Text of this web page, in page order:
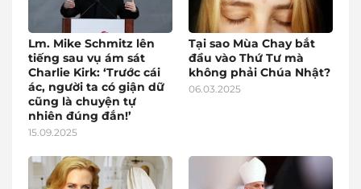
Lm. Mike Schmitz lên
tiếng sau vụ ám sát
Charlie Kirk: ‘Trước cái
ác, người ta có giận dữ
cũng là chuyện tự
nhiên đúng đắn!’
15.09.2025
Tại sao Mùa Chay bắt
đầu vào Thứ Tư mà
không phải Chúa Nhật?
06.03.2025